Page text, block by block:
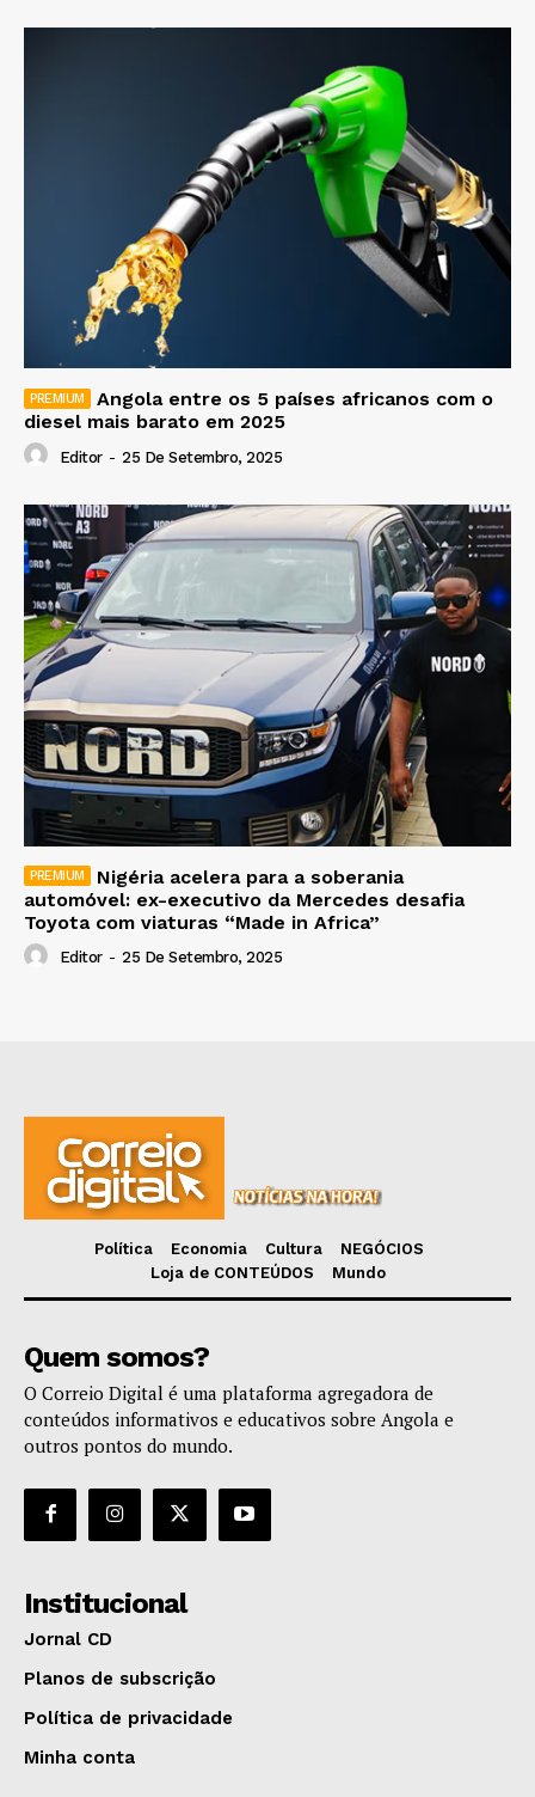
Angola entre os 5 países africanos com o
diesel mais barato em 2025
Editor - 25 De Setembro, 2025
Nigéria acelera para a soberania
automóvel: ex-executivo da Mercedes desafia
Toyota com viaturas “Made in Africa”
Editor - 25 De Setembro, 2025
Política Economia Cultura
NEGÓCIOS
Loja de CONTEÚDOS
Mundo
Quem somos?
O Correio Digital é uma plataforma agregadora de
conteúdos informativos e educativos sobre Angola e
outros pontos do mundo.
Institucional
Jornal CD
Planos de subscrição
Política de privacidade
Minha conta